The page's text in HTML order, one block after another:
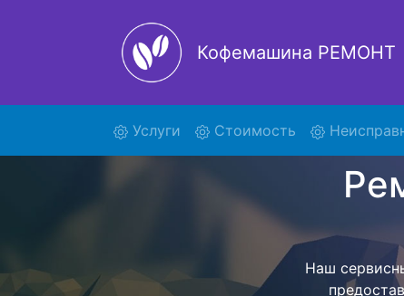
Кофемашина РЕМОНТ
Услуги (current)Стоимость
Мы
вывозом
обратно.